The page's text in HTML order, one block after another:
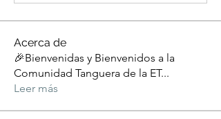
Acerca de
🎉Bienvenidas y Bienvenidos a la
Comunidad Tanguera de la ET...
Leer más